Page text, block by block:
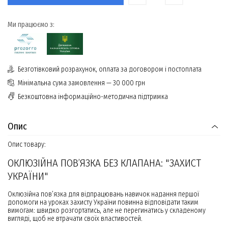
Ми працюємо з:
Безготівковий розрахунок, оплата за договором і постоплата
Мінімальна сума замовлення — 30 000 грн
Безкоштовна інформаційно-методична підтримка
Опис
Опис товару:
ОКЛЮЗІЙНА ПОВ’ЯЗКА БЕЗ КЛАПАНА: "ЗАХИСТ
УКРАЇНИ"
Оклюзійна пов’язка для відпрацювань навичок надання першої
допомоги на уроках захисту України повинна відповідати таким
вимогам: швидко розгортатись, але не перегинатись у складеному
вигляді, щоб не втрачати своїх властивостей.